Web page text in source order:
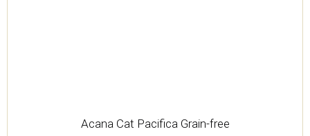
Acana Cat Pacifica Grain-free